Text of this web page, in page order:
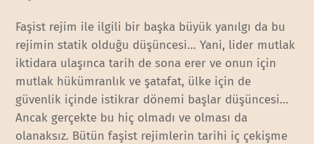
Faşist rejim ile ilgili bir başka büyük yanılgı da bu
rejimin statik olduğu düşüncesi… Yani, lider mutlak
iktidara ulaşınca tarih de sona erer ve onun için
mutlak hükümranlık ve şatafat, ülke için de
güvenlik içinde istikrar dönemi başlar düşüncesi…
Ancak gerçekte bu hiç olmadı ve olması da
olanaksız. Bütün faşist rejimlerin tarihi iç çekişme